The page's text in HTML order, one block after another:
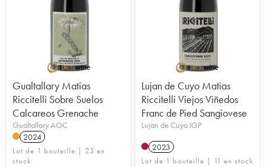
Gualtallary Matias
Riccitelli Sobre Suelos
Calcareos Grenache
Gualtallary AOC
2024
Lot de 1 bouteille | 23 en
stock
Lujan de Cuyo Matias
Riccitelli Viejos Viñedos
Franc de Pied Sangiovese
Lujan de Cuyo IGP
2023
Lot de 1 bouteille | 11 en stock